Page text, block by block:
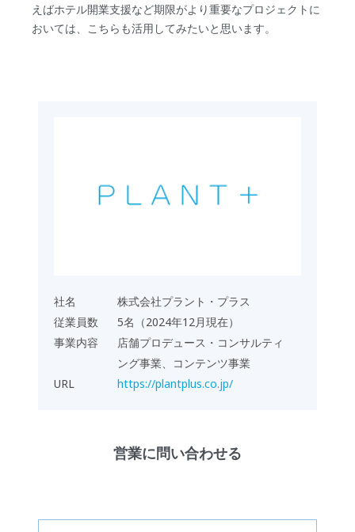
えばホテル開業支援など期限がより重要なプロジェクトに
おいては、こちらも活用してみたいと思います。
社名
株式会社プラント・プラス
従業員数
5名（2024年12月現在）
事業内容
店舗プロデュース・コンサルティ
ング事業、コンテンツ事業
URL
https://plantplus.co.jp/
営業に問い合わせる